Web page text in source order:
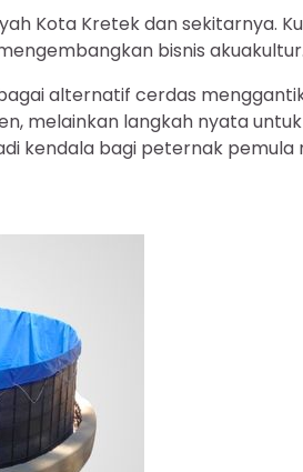
Kota Kretek dan sekitarnya.
bisnis akuakultur.
alternatif cerdas
melainkan langkah nyata
kendala bagi peternak pemula